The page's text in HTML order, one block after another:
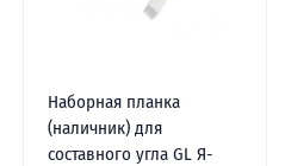
Наборная планка
(наличник) для
составного угла GL Я-